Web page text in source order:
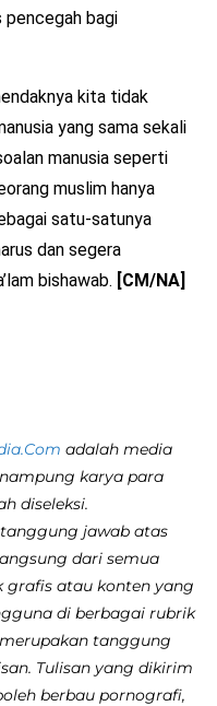
pencegah bagi
kita tidak
yang sama sekali
manusia seperti
muslim hanya
satu-satunya
dan segera
bishawab. [CM/NA]
adalah media
karya para
diseleksi.
jawab atas
dari semua
grafis atau konten yang
di berbagai rubrik
tanggung
Tulisan yang dikirim
berbau pornografi,